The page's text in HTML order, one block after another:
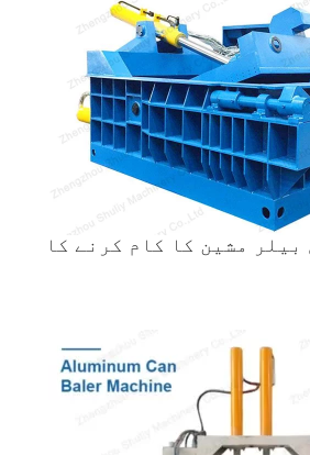
بیلر مشین کا کام کرنے کا